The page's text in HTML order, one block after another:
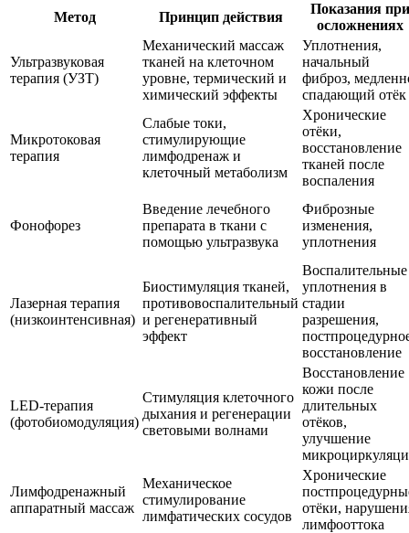
Метод Принцип действия
Показания при
осложнениях
Ультразвуковая
терапия (УЗТ)
Механический массаж
тканей на клеточном
уровне, термический и
химический эффекты
Уплотнения,
начальный
фиброз,
спадающий отёк
Микротоковая
терапия
Слабые токи,
стимулирующие
лимфодренаж и
клеточный метаболизм
Хронические
отёки,
восстановление
тканей после
воспаления
Фонофорез
Введение лечебного
препарата в ткани с
помощью ультразвука
Фиброзные
изменения,
уплотнения
Лазерная терапия
(низкоинтенсивная)
Биостимуляция тканей,
противовоспалительный
и регенеративный
эффект
Воспалительные
уплотнения в
стадии
разрешения,
восстановление
LED-терапия
(фотобиомодуляция)
Стимуляция клеточного
дыхания и регенерации
световыми волнами
Восстановление
кожи после
длительных
отёков,
улучшение
Лимфодренажный
аппаратный массаж
Механическое
стимулирование
лимфатических сосудов
Хронические
отёки,
лимфооттока